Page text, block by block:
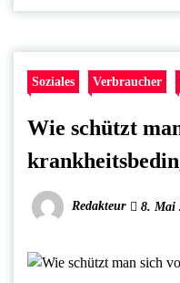
Soziales Verbraucher
Wie schützt
Redakteur 8. Mai